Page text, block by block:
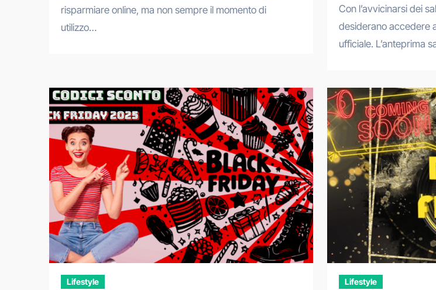
risparmiare online, ma non sempre il momento di
utilizzo…
Con l’avvicinarsi dei saldi invernali, sempre più utenti
desiderano accedere
ufficiale. L’anteprima
Lifestyle Lifestyle